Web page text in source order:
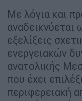
Με λόγια και
αναδεικνύεται
εξελίξεις
ενεργειακών
ανατολικής
που έχει
περιφερειακή